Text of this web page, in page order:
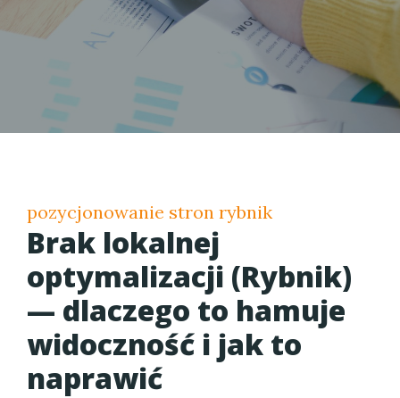
pozycjonowanie stron rybnik
Brak lokalnej
optymalizacji (Rybnik)
— dlaczego to hamuje
widoczność i jak to
naprawić